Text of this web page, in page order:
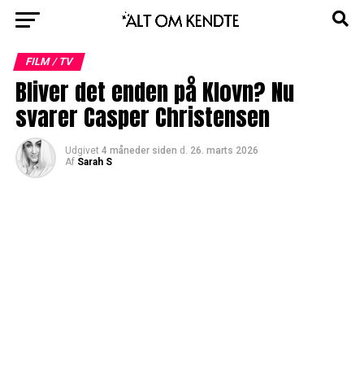
FILM / TV
Bliver det enden på Klovn? Nu
svarer Casper Christensen
Udgivet 4 måneder siden d. 26. marts 2026
Af Sarah S